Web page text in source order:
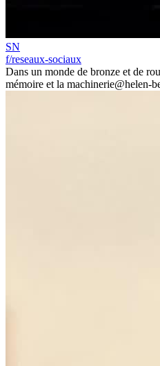
SN
f/reseaux-sociaux
Dans un monde de bronze et de
mémoire et la machinerie@helen-